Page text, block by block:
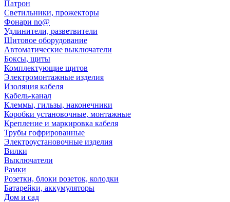
Патрон
Светильники, прожекторы
Фонари no@
Удлинители, разветвители
Щитовое оборудование
Автоматические выключатели
Боксы, щиты
Комплектующие щитов
Электромонтажные изделия
Изоляция кабеля
Кабель-канал
Клеммы, гильзы, наконечники
Коробки установочные, монтажные
Крепление и маркировка кабеля
Трубы гофрированные
Электроустановочные изделия
Вилки
Выключатели
Рамки
Розетки, блоки розеток, колодки
Батарейки, аккумуляторы
Дом и сад